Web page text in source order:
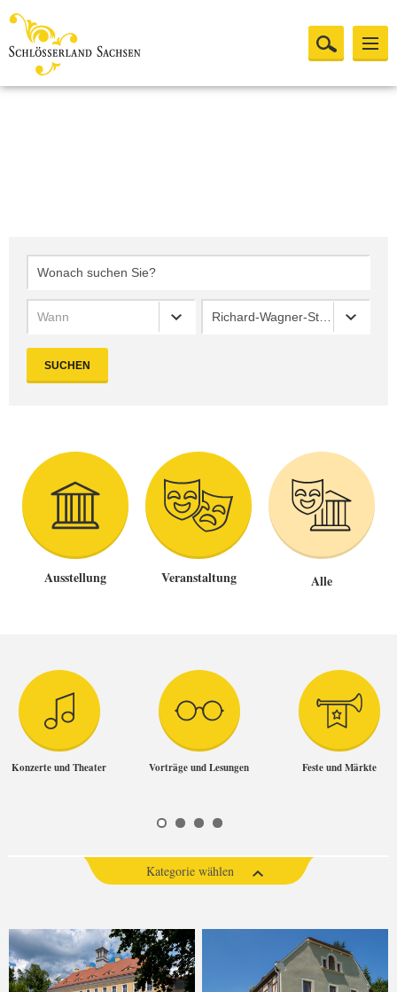
Wann
SUCHEN
Ausstellung Veranstaltung Alle
Konzerte und Theater Vorträge und Lesungen Feste und Märkte
Kategorie wählen